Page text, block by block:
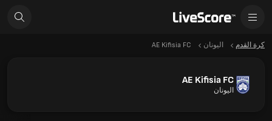
كرة القدم اليونان AE Kifisia FC
AE Kifisia FC
اليونان